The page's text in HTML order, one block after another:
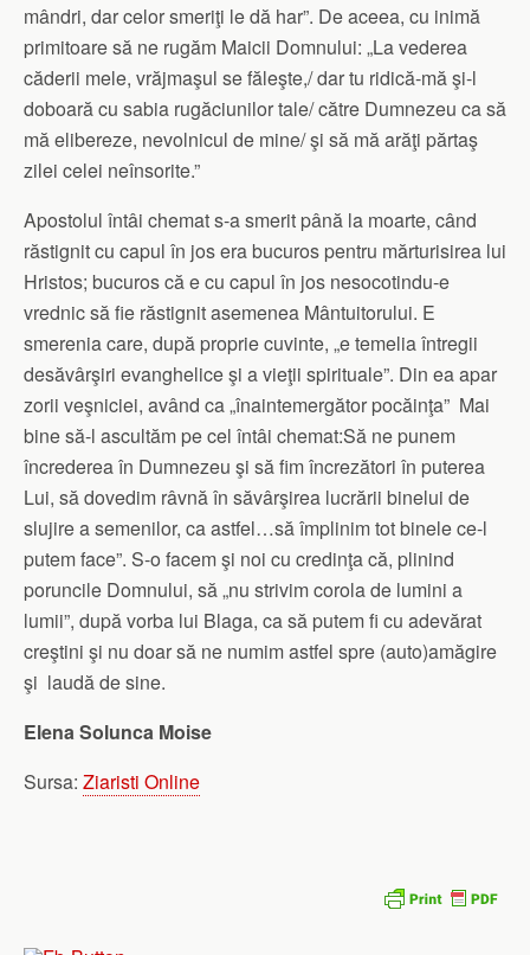
mândri, dar celor smeriţi le dă har”. De aceea, cu inimă
primitoare să ne rugăm Maicii Domnului: „La vederea
căderii mele, vrăjmaşul se făleşte,/ dar tu ridică-mă şi-l
doboară cu sabia rugăciunilor tale/ către Dumnezeu ca să
mă elibereze, nevolnicul de mine/ şi să mă arăţi părtaş
zilei celei neînsorite.”
Apostolul întâi chemat s-a smerit până la moarte, când
răstignit cu capul în jos era bucuros pentru mărturisirea lui
Hristos; bucuros că e cu capul în jos nesocotindu-e
vrednic să fie răstignit asemenea Mântuitorului. E
smerenia care, după proprie cuvinte, „e temelia întregii
desăvârşiri evanghelice şi a vieţii spirituale”. Din ea apar
zorii veşniciei, având ca „înaintemergător pocăinţa” Mai
bine să-l ascultăm pe cel întâi chemat:Să ne punem
încrederea în Dumnezeu şi să fim încrezători în puterea
Lui, să dovedim râvnă în săvârşirea lucrării binelui de
slujire a semenilor, ca astfel…să împlinim tot binele ce-l
putem face”. S-o facem şi noi cu credinţa că, plinind
poruncile Domnului, să „nu strivim corola de lumini a
lumii”, după vorba lui Blaga, ca să putem fi cu adevărat
creştini şi nu doar să ne numim astfel spre (auto)amăgire
şi laudă de sine.
Elena Solunca Moise
Sursa: Ziaristi Online